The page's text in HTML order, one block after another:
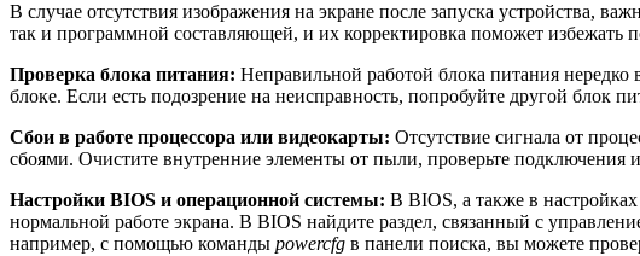
В случае отсутствия изображения на экране после запуска устройства,
так и программной составляющей, и их корректировка поможет избежать
Проверка блока питания: Неправильной работой блока питания
блоке. Если есть подозрение на неисправность, попробуйте другой блок
Сбои в работе процессора или видеокарты: Отсутствие сигнала от
сбоями. Очистите внутренние элементы от пыли, проверьте подключения
Настройки BIOS и операционной системы: В BIOS, а также в
нормальной работе экрана. В BIOS найдите раздел, связанный с
например, с помощью команды powercfg в панели поиска, вы можете